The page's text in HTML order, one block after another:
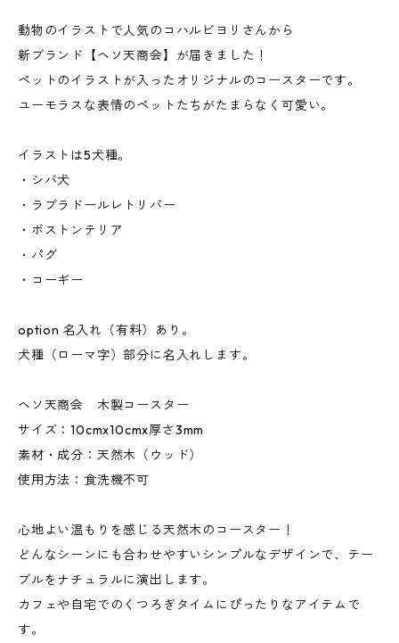
動物のイラストで人気のコハルビヨリさんから
新ブランド【ヘソ天商会】が届きました！
ペットのイラストが入ったオリジナルのコースターです。
ユーモラスな表情のペットたちがたまらなく可愛い。
イラストは5犬種。
・シバ犬
・ラブラドールレトリバー
・ボストンテリア
・パグ
・コーギー
option 名入れ（有料）あり。
犬種（ローマ字）部分に名入れします。
ヘソ天商会 木製コースター
サイズ：10cmx10cmx厚さ3mm
素材・成分：天然木（ウッド）
使用方法：食洗機不可
心地よい温もりを感じる天然木のコースター！
どんなシーンにも合わせやすいシンプルなデザインで、テー
ブルをナチュラルに演出します。
カフェや自宅でのくつろぎタイムにぴったりなアイテムで
す。